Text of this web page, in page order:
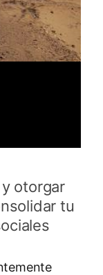
otorgar
tu